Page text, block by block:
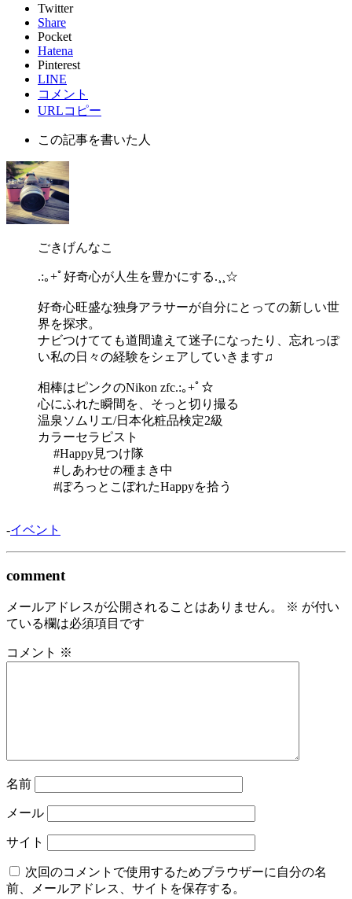
Twitter
Share
Pocket
Hatena
Pinterest
LINE
コメント
URLコピー
この記事を書いた人
ごきげんなこ
.:｡+ﾟ好奇心が人生を豊かにする.¸¸☆
好奇心旺盛な独身アラサーが自分にとっての新しい世
界を探求。
ナビつけてても道間違えて迷子になったり、忘れっぽ
い私の日々の経験をシェアしていきます♫
相棒はピンクのNikon zfc.:｡+ﾟ☆
心にふれた瞬間を、そっと切り撮る
温泉ソムリエ/日本化粧品検定2級
カラーセラピスト
#Happy見つけ隊
#しあわせの種まき中
#ぽろっとこぼれたHappyを拾う
-イベント
comment
メールアドレスが公開されることはありません。 ※ が付い
ている欄は必須項目です
コメント ※
名前
メール
サイト
次回のコメントで使用するためブラウザーに自分の名
前、メールアドレス、サイトを保存する。